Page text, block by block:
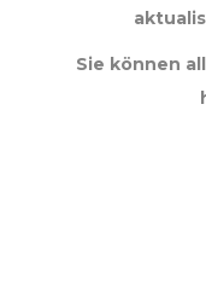
Sie können